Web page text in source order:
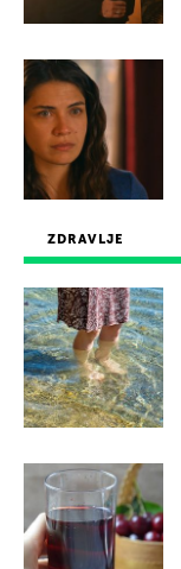
ZDRAVLJE